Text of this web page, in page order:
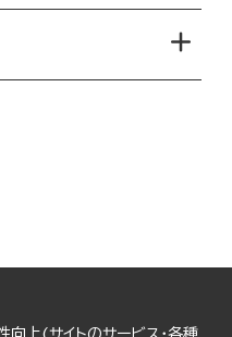
向上(サイトのサービス・各種